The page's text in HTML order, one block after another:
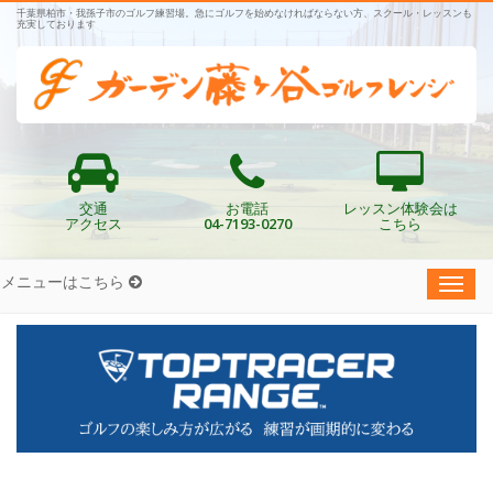
千葉県柏市・我孫子市のゴルフ練習場。急にゴルフを始めなければならない方、スクール・レッスンも
充実しております
交通
アクセス
お電話
04-7193-0270
レッスン体験会は
こちら
メニューはこちら